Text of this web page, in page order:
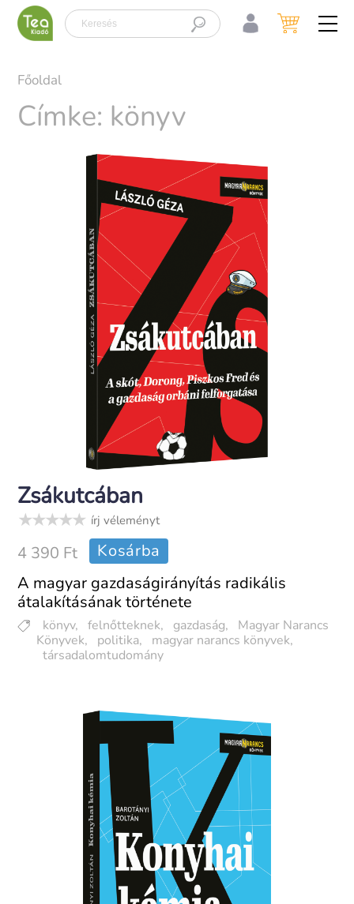
Főoldal
Címke: könyv
Zsákutcában
írj véleményt
4 390 Ft
Kosárba
A magyar gazdaságirányítás radikális
átalakításának története
könyv, felnőtteknek, gazdaság,
Magyar Narancs
Könyvek, politika, magyar narancs könyvek,
társadalomtudomány